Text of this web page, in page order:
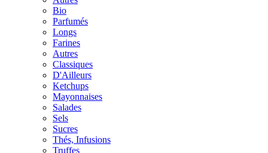
Bio
Parfumés
Longs
Farines
Autres
Classiques
D'Ailleurs
Ketchups
Mayonnaises
Salades
Sels
Sucres
Thés, Infusions
Truffes